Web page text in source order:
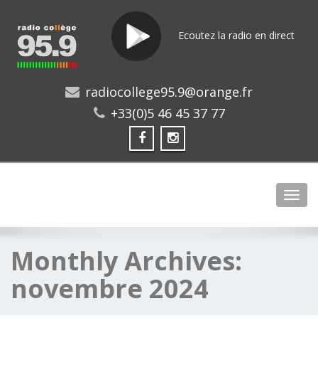
Ecoutez la radio en direct
radiocollege95.9@orange.fr
+33(0)5 46 45 37 77
Monthly Archives:
novembre 2024